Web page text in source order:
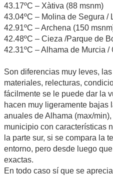
43.17ºC – Xàtiva (88 msnm)
43.04ºC – Molina de Segura /
42.91ºC – Archena (150
42.48ºC – Cieza /Parque de
42.31ºC – Alhama de Murcia
Son diferencias muy leves,
materiales, relecturas,
fácilmente se le puede dar la
hacen muy ligeramente bajas
anuales de Alhama (max/
municipio con características
la parte sur, si se compara la
entorno, pero desde luego
exactas.
En todo caso sí que se